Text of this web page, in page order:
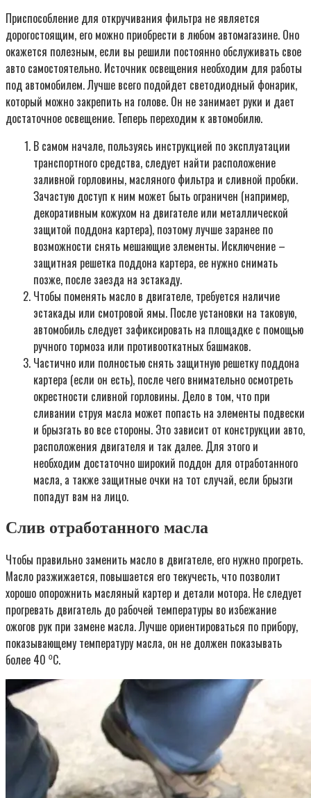
Приспособление для откручивания фильтра не является
дорогостоящим, его можно приобрести в любом автомагазине. Оно
окажется полезным, если вы решили постоянно обслуживать свое
авто самостоятельно. Источник освещения необходим для работы
под автомобилем. Лучше всего подойдет светодиодный фонарик,
который можно закрепить на голове. Он не занимает руки и дает
достаточное освещение. Теперь переходим к автомобилю.
В самом начале, пользуясь инструкцией по эксплуатации
транспортного средства, следует найти расположение
заливной горловины, масляного фильтра и сливной пробки.
Зачастую доступ к ним может быть ограничен (например,
декоративным кожухом на двигателе или металлической
защитой поддона картера), поэтому лучше заранее по
возможности снять мешающие элементы. Исключение –
защитная решетка поддона картера, ее нужно снимать
позже, после заезда на эстакаду.
Чтобы поменять масло в двигателе, требуется наличие
эстакады или смотровой ямы. После установки на таковую,
автомобиль следует зафиксировать на площадке с помощью
ручного тормоза или противооткатных башмаков.
Частично или полностью снять защитную решетку поддона
картера (если он есть), после чего внимательно осмотреть
окрестности сливной горловины. Дело в том, что при
сливании струя масла может попасть на элементы подвески
и брызгать во все стороны. Это зависит от конструкции авто,
расположения двигателя и так далее. Для этого и
необходим достаточно широкий поддон для отработанного
масла, а также защитные очки на тот случай, если брызги
попадут вам на лицо.
Слив отработанного масла
Чтобы правильно заменить масло в двигателе, его нужно прогреть.
Масло разжижается, повышается его текучесть, что позволит
хорошо опорожнить масляный картер и детали мотора. Не следует
прогревать двигатель до рабочей температуры во избежание
ожогов рук при замене масла. Лучше ориентироваться по прибору,
показывающему температуру масла, он не должен показывать
более 40 ⁰С.